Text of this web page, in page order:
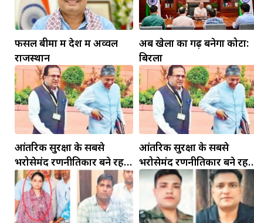
फसल बीमा में देश में अव्वल
राजस्थान
अब खेलों का गढ़ बनेगा कोटा:
बिरला
आंतरिक सुरक्षा के सबसे
भरोसेमंद रणनीतिकार बने रहेंगे
गोविंद मोहन
आंतरिक सुरक्षा के सबसे
भरोसेमंद रणनीतिकार बने रहेंगे
गोविंद मोहन
धनु
बड़ी डील हाथ लग सकती
मकर
सुखद पलों की प्राप्ति होगी। फिजूल के खर्चे बढ़ेंगे,
सुख सुविधाओं में इजाफा होगा।